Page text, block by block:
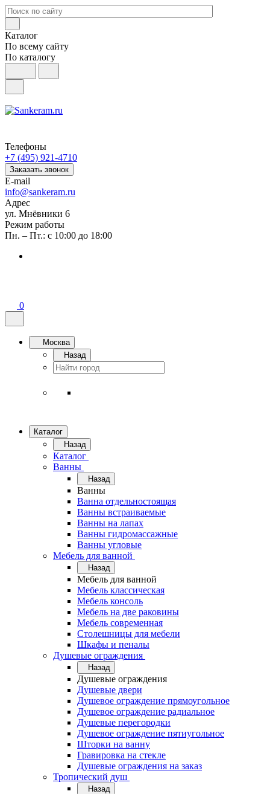
Каталог
По всему сайту
По каталогу
Телефоны
+7 (495) 921-4710
Заказать звонок
E-mail
info@sankeram.ru
Адрес
ул. Мнёвники 6
Режим работы
Пн. – Пт.: с 10:00 до 18:00
0
Москва
Назад
Каталог
Назад
Каталог
Ванны
Назад
Ванны
Ванна отдельностоящая
Ванны встраиваемые
Ванны на лапах
Ванны гидромассажные
Ванны угловые
Мебель для ванной
Назад
Мебель для ванной
Мебель классическая
Мебель консоль
Мебель на две раковины
Мебель современная
Столешницы для мебели
Шкафы и пеналы
Душевые ограждения
Назад
Душевые ограждения
Душевые двери
Душевое ограждение прямоугольное
Душевое ограждение радиальное
Душевые перегородки
Душевое ограждение пятиугольное
Шторки на ванну
Гравировка на стекле
Душевые ограждения на заказ
Тропический душ
Назад